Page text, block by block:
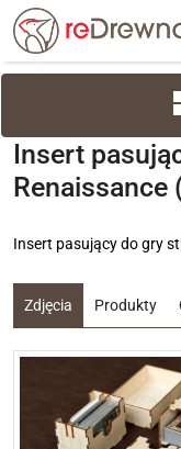
Insert
Renaissance
Insert pasujący do gry
Zdjęcia Produkty